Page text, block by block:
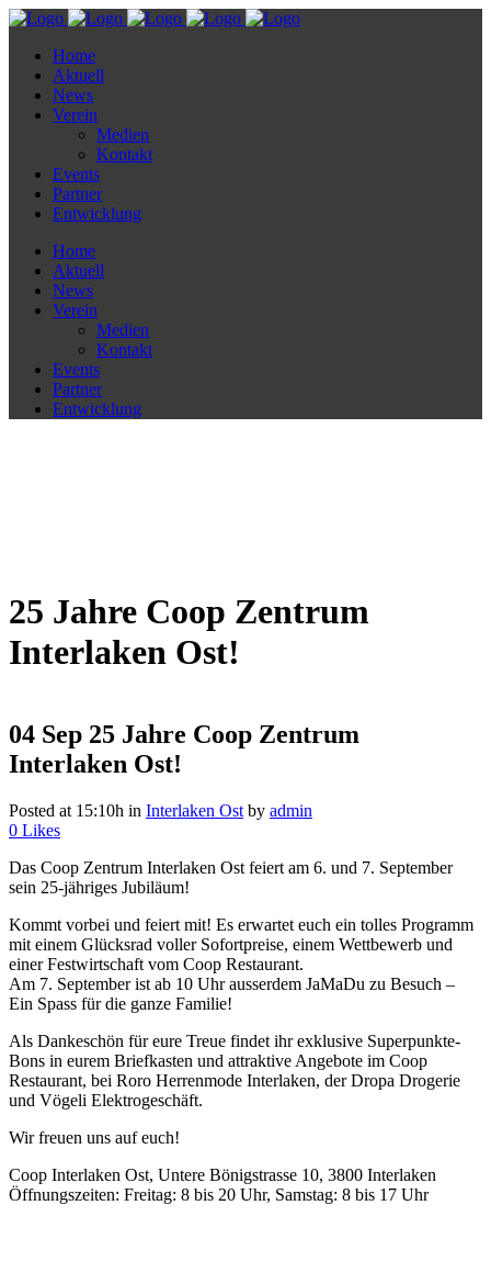
Home
Aktuell
News
Verein
Medien
Kontakt
Events
Partner
Entwicklung
Home
Aktuell
News
Verein
Medien
Kontakt
Events
Partner
Entwicklung
25 Jahre Coop Zentrum
Interlaken Ost!
04 Sep 25 Jahre Coop Zentrum
Interlaken Ost!
Posted at 15:10h in Interlaken Ost by admin
0 Likes
Das Coop Zentrum Interlaken Ost feiert am 6. und 7. September
sein 25-jähriges Jubiläum!
Kommt vorbei und feiert mit! Es erwartet euch ein tolles Programm
mit einem Glücksrad voller Sofortpreise, einem Wettbewerb und
einer Festwirtschaft vom Coop Restaurant.
Am 7. September ist ab 10 Uhr ausserdem JaMaDu zu Besuch –
Ein Spass für die ganze Familie!
Als Dankeschön für eure Treue findet ihr exklusive Superpunkte-
Bons in eurem Briefkasten und attraktive Angebote im Coop
Restaurant, bei Roro Herrenmode Interlaken, der Dropa Drogerie
und Vögeli Elektrogeschäft.
Wir freuen uns auf euch!
Coop Interlaken Ost, Untere Bönigstrasse 10, 3800 Interlaken
Öffnungszeiten: Freitag: 8 bis 20 Uhr, Samstag: 8 bis 17 Uhr